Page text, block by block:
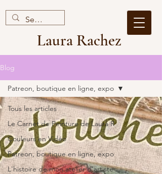
Laura Rachez
Blog
Tous les articles
Le Carnet de Peinture de Laura R
Couleurs en Vidéo
Patreon, boutique en ligne, expo
L'histoire de mon atelier d'artiste
Patreon, boutique en ligne, expo